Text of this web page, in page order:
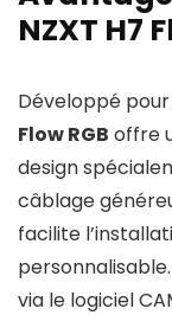
NZXT H7
Développé
Flow RGB offre
design
câblage
facilite
via le logiciel